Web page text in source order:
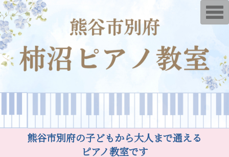
熊谷市別府の子どもから大人まで通える
ピアノ教室です
T
o
g
i
g
a
o